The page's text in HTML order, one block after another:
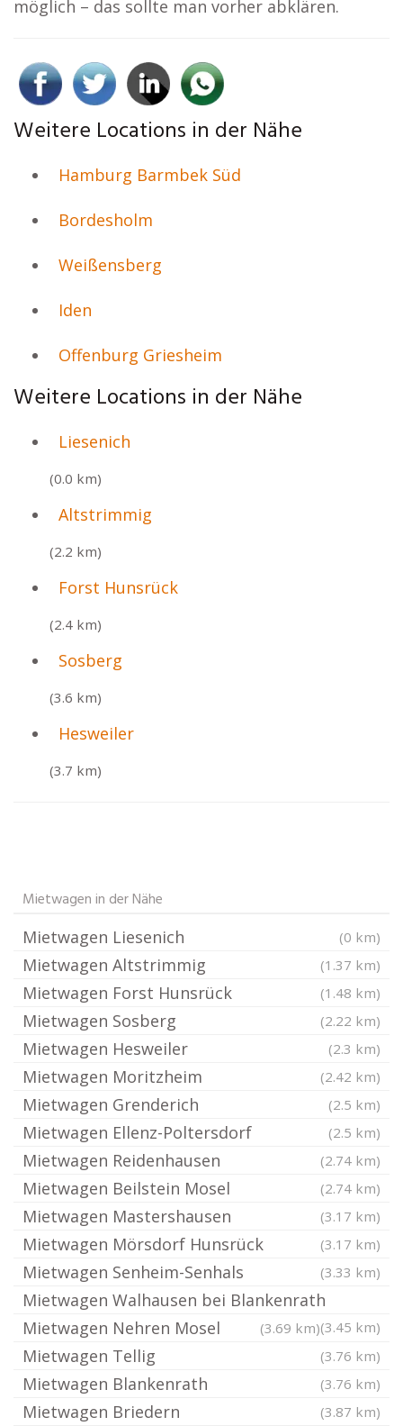
möglich – das sollte man vorher abklären.
Weitere Locations in der Nähe
Hamburg Barmbek Süd
Bordesholm
Weißensberg
Iden
Offenburg Griesheim
Weitere Locations in der Nähe
Liesenich
(0.0 km)
Altstrimmig
(2.2 km)
Forst Hunsrück
(2.4 km)
Sosberg
(3.6 km)
Hesweiler
(3.7 km)
Mietwagen in der Nähe
Mietwagen Liesenich (0 km)
Mietwagen Altstrimmig (1.37 km)
Mietwagen Forst Hunsrück (1.48 km)
Mietwagen Sosberg (2.22 km)
Mietwagen Hesweiler (2.3 km)
Mietwagen Moritzheim (2.42 km)
Mietwagen Grenderich (2.5 km)
Mietwagen Ellenz-Poltersdorf (2.5 km)
Mietwagen Reidenhausen (2.74 km)
Mietwagen Beilstein Mosel (2.74 km)
Mietwagen Mastershausen (3.17 km)
Mietwagen Mörsdorf Hunsrück (3.17 km)
Mietwagen Senheim-Senhals (3.33 km)
Mietwagen Walhausen bei Blankenrath
(3.45 km)
Mietwagen Nehren Mosel (3.69 km)
Mietwagen Tellig (3.76 km)
Mietwagen Blankenrath (3.76 km)
Mietwagen Briedern (3.87 km)